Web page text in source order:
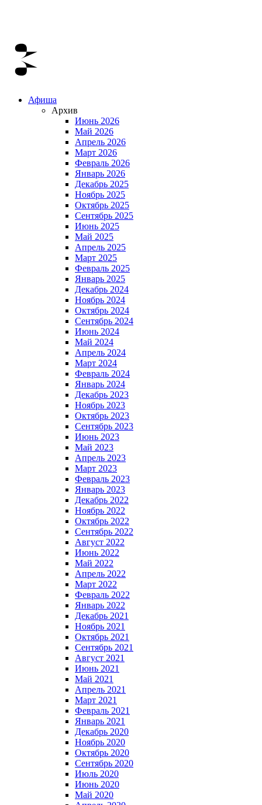
Афиша
Архив
Июнь 2026
Май 2026
Апрель 2026
Март 2026
Февраль 2026
Январь 2026
Декабрь 2025
Ноябрь 2025
Октябрь 2025
Сентябрь 2025
Июнь 2025
Май 2025
Апрель 2025
Март 2025
Февраль 2025
Январь 2025
Декабрь 2024
Ноябрь 2024
Октябрь 2024
Сентябрь 2024
Июнь 2024
Май 2024
Апрель 2024
Март 2024
Февраль 2024
Январь 2024
Декабрь 2023
Ноябрь 2023
Октябрь 2023
Сентябрь 2023
Июнь 2023
Май 2023
Апрель 2023
Март 2023
Февраль 2023
Январь 2023
Декабрь 2022
Ноябрь 2022
Октябрь 2022
Сентябрь 2022
Август 2022
Июнь 2022
Май 2022
Апрель 2022
Март 2022
Февраль 2022
Январь 2022
Декабрь 2021
Ноябрь 2021
Октябрь 2021
Сентябрь 2021
Август 2021
Июнь 2021
Май 2021
Апрель 2021
Март 2021
Февраль 2021
Январь 2021
Декабрь 2020
Ноябрь 2020
Октябрь 2020
Сентябрь 2020
Июль 2020
Июнь 2020
Май 2020